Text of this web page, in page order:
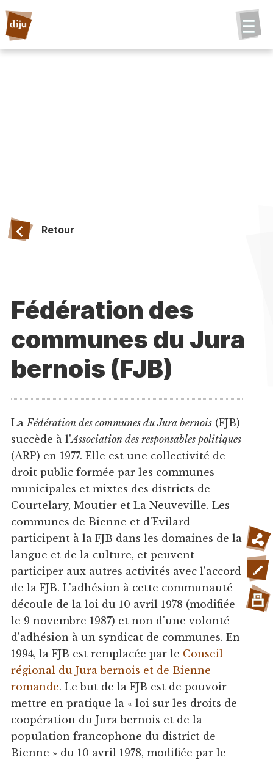
Retour
Fédération des
communes du Jura
bernois (FJB)
LaFédération des communes du Jura bernois(FJB)
succède à l'Association des responsables politiques
(ARP) en 1977. Elle est une collectivité de
droit public formée par les communes
municipales et mixtes des districts de
Courtelary, Moutier et La Neuveville. Les
communes de Bienne et d'Evilard
participent à la FJB dans les domaines de la
langue et de la culture, et peuvent
participer aux autres activités avec l'accord
de la FJB. L'adhésion à cette communauté
découle de la loi du 10 avril 1978 (modifiée
le 9 novembre 1987) et non d'une volonté
d'adhésion à un syndicat de communes. En
1994, la FJB est remplacée par le Conseil
régional du Jura bernois et de Bienne
romande. Le but de la FJB est de pouvoir
mettre en pratique la « loi sur les droits de
coopération du Jura bernois et de la
population francophone du district de
Bienne » du 10 avril 1978, modifiée par le